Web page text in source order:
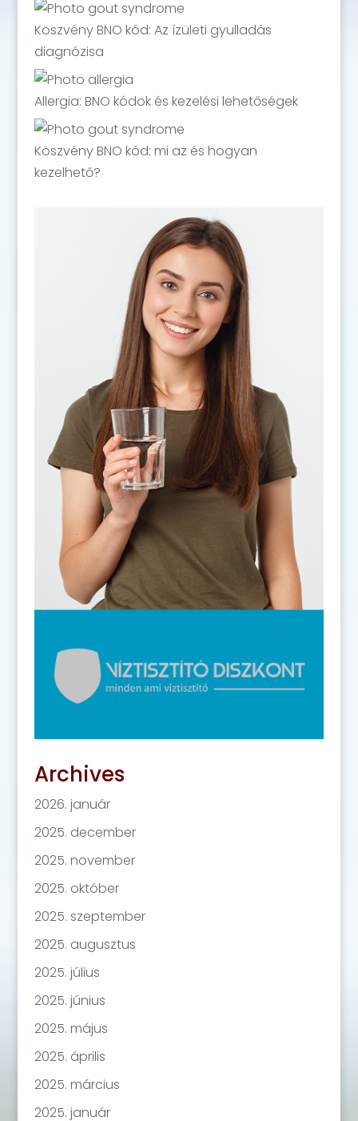
Köszvény BNO kód: Az ízületi gyulladás
diagnózisa
Allergia: BNO kódok és kezelési lehetőségek
Köszvény BNO kód: mi az és hogyan
kezelhető?
Archives
2026. január
2025. december
2025. november
2025. október
2025. szeptember
2025. augusztus
2025. július
2025. június
2025. május
2025. április
2025. március
2025. január